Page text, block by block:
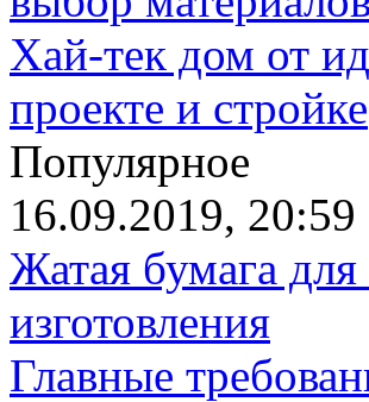
Хай-тек дом от
проекте и стройке
Популярное
16.09.2019, 20:59
Жатая бумага для
изготовления
Главные